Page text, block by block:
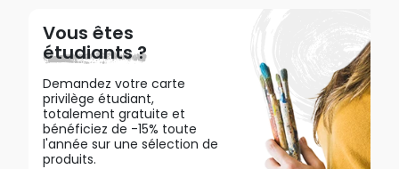
Vous êtes
étudiants ?
Demandez votre carte
privilège étudiant,
totalement gratuite et
bénéficiez de -15% toute
l'année sur une sélection de
produits.